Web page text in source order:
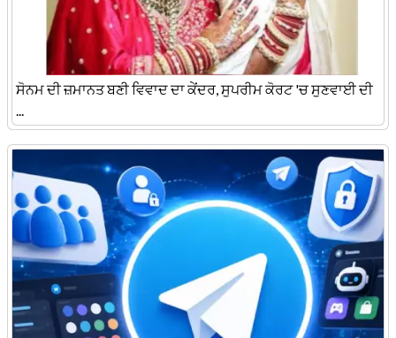
ਸੋਨਮ ਦੀ ਜ਼ਮਾਨਤ ਬਣੀ ਵਿਵਾਦ ਦਾ ਕੇਂਦਰ, ਸੁਪਰੀਮ ਕੋਰਟ 'ਚ ਸੁਣਵਾਈ ਦੀ
...